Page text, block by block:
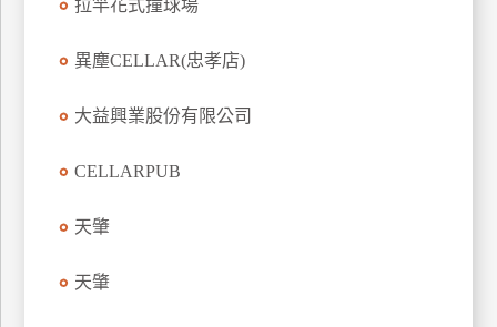
拉竿花式撞球場
異塵CELLAR(忠孝店)
大益興業股份有限公司
CELLARPUB
天肇
天肇